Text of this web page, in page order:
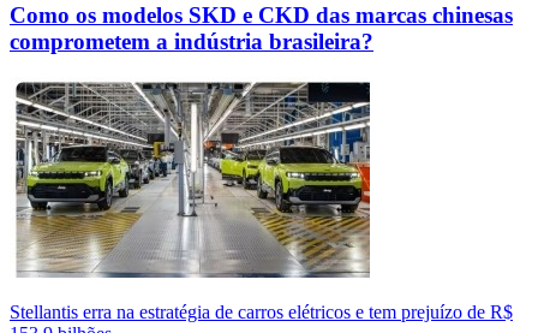
Como os modelos SKD e CKD das marcas chinesas
comprometem a indústria brasileira?
Stellantis erra na estratégia de carros elétricos e tem prejuízo de R$